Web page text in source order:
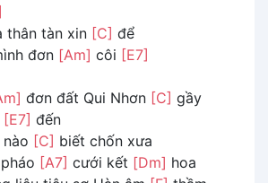
thân tàn xin [C] để
đơn [Am] côi [E7]
đơn đất Qui Nhơn [C] gầy
[E7] đến
[C] biết chốn xưa
[A7] cưới kết [Dm] hoa